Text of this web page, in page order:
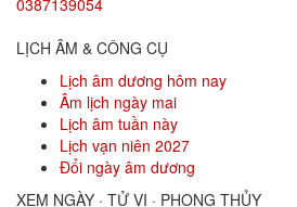
0387139054
LỊCH ÂM & CÔNG CỤ
Lịch âm dương hôm nay
Âm lịch ngày mai
Lịch âm tuần này
Lịch vạn niên 2027
Đổi ngày âm dương
XEM NGÀY · TỬ VI · PHONG THỦY